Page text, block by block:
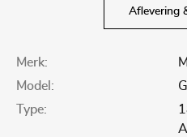
Aflevering
Merk:
Model:
Type: